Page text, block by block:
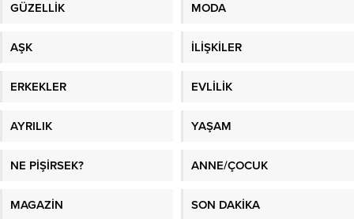
GÜZELLİK MODA
AŞK İLİŞKİLER
ERKEKLER EVLİLİK
AYRILIK YAŞAM
NE PİŞİRSEK? ANNE/ÇOCUK
MAGAZİN SON DAKİKA